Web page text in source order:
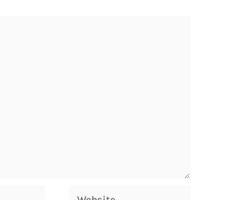
Website